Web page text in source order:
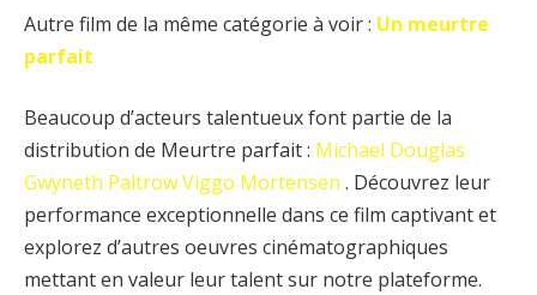
Autre film de la même catégorie à voir : Un meurtre
parfait
Beaucoup d’acteurs talentueux font partie de la
distribution de Meurtre parfait : Michael Douglas
Gwyneth PaltrowViggo Mortensen . Découvrez leur
performance exceptionnelle dans ce film captivant et
explorez d’autres oeuvres cinématographiques
mettant en valeur leur talent sur notre plateforme.